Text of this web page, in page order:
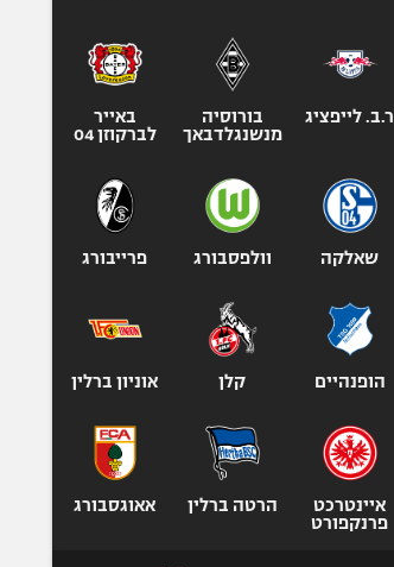
אופניים
ספורט מוטורי
כדורמים
פוטבול אמריקאי NFL
בייסבול MLB
ספורט אתגרי
גיימינג E-Sports
ר.ב. לייפציג
בורוסיה
מנשנגלדבאך
באייר
לברקוזן 04
שאלקה וולפסבורג פרייבורג
הופנהיים קלן אוניון ברלין
איינטרכט
פרנקפורט
הרטה ברלין אאוגסבורג